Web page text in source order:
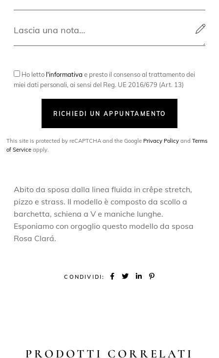
Ho letto l'informativa e presto il consenso al trattamento dei
miei dati personali, ai sensi del Reg. UE 2016/679 (Art. 13)
RICHIEDI UN APPUNTAMENTO
This site is protected by reCAPTCHA and the Google Privacy Policy andTerms
of Service apply.
Abito da sposa dalla linea fluida in crêpe stretch,
pizzo e strass. Il modello è composto da scollo a
barchetta, schiena a V e maniche lunghe.
Esponiamo con orgoglio questo modello da sposa
Rosa Clará.
CONDIVIDI:
PRODOTTI CORRELATI